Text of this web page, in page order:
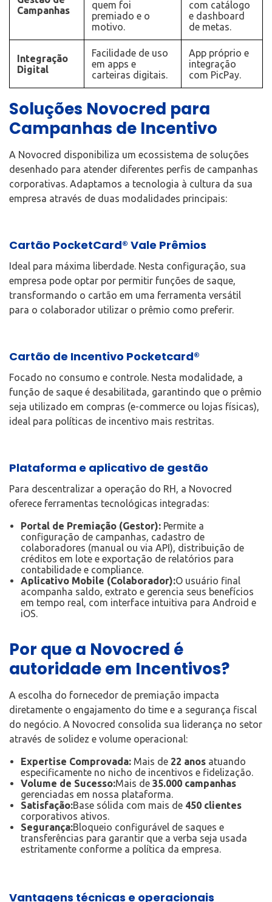
Campanhas
quem foi
premiado e o
motivo.
com catálogo
e dashboard
de metas.
Integração
Digital
Facilidade de uso
em apps e
carteiras digitais.
App próprio e
integração
com PicPay.
Soluções Novocred para
Campanhas de Incentivo
A Novocred disponibiliza um ecossistema de soluções
desenhado para atender diferentes perfis de campanhas
corporativas. Adaptamos a tecnologia à cultura da sua
empresa através de duas modalidades principais:
Cartão PocketCard® Vale Prêmios
Ideal para máxima liberdade. Nesta configuração, sua
empresa pode optar por permitir funções de saque,
transformando o cartão em uma ferramenta versátil
para o colaborador utilizar o prêmio como preferir.
Cartão de Incentivo Pocketcard®
Focado no consumo e controle. Nesta modalidade, a
função de saque é desabilitada, garantindo que o prêmio
seja utilizado em compras (e-commerce ou lojas físicas),
ideal para políticas de incentivo mais restritas.
Plataforma e aplicativo de gestão
Para descentralizar a operação do RH, a Novocred
oferece ferramentas tecnológicas integradas:
Portal de Premiação (Gestor): Permite a
configuração de campanhas, cadastro de
colaboradores (manual ou via API), distribuição de
créditos em lote e exportação de relatórios para
contabilidade e compliance.
Aplicativo Mobile (Colaborador):O usuário final
acompanha saldo, extrato e gerencia seus benefícios
em tempo real, com interface intuitiva para Android e
iOS.
Por que a Novocred é
autoridade em Incentivos?
A escolha do fornecedor de premiação impacta
diretamente o engajamento do time e a segurança fiscal
do negócio. A Novocred consolida sua liderança no setor
através de solidez e volume operacional:
Expertise Comprovada: Mais de 22 anos atuando
especificamente no nicho de incentivos e fidelização.
Volume de Sucesso:Mais de35.000 campanhas
gerenciadas em nossa plataforma.
Satisfação:Base sólida com mais de 450 clientes
corporativos ativos.
Segurança:Bloqueio configurável de saques e
transferências para garantir que a verba seja usada
estritamente conforme a política da empresa.
Vantagens técnicas e operacionais